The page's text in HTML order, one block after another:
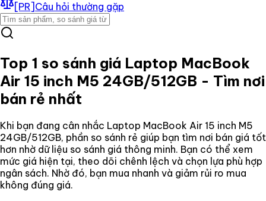
[PR] Câu hỏi thường gặp
Top 1 so sánh giá Laptop MacBook
Air 15 inch M5 24GB/512GB - Tìm nơi
bán rẻ nhất
Khi bạn đang cân nhắc Laptop MacBook Air 15 inch M5
24GB/512GB, phần so sánh rẻ giúp bạn tìm nơi bán giá tốt
hơn nhờ dữ liệu so sánh giá thông minh. Bạn có thể xem
mức giá hiện tại, theo dõi chênh lệch và chọn lựa phù hợp
ngân sách. Nhờ đó, bạn mua nhanh và giảm rủi ro mua
không đúng giá.